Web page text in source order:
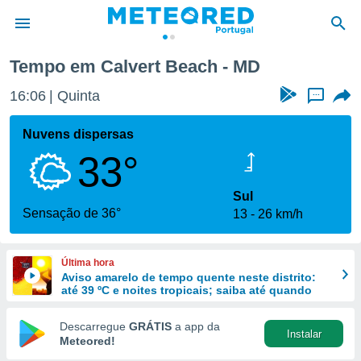
da
foi
fornecidas
a este
das
e
forma
digital
Tempo em Calvert Beach - MD
16:06 Quinta ...
Nuvens dispersas
33°
Sensação de 36°
Sul
13
26 km/h
Última hora
Aviso amarelo de tempo quente neste distrito:
até 39 ºC e noites tropicais; saiba até quando
Descarregue GRÁTIS a app da
Meteored!
Instalar